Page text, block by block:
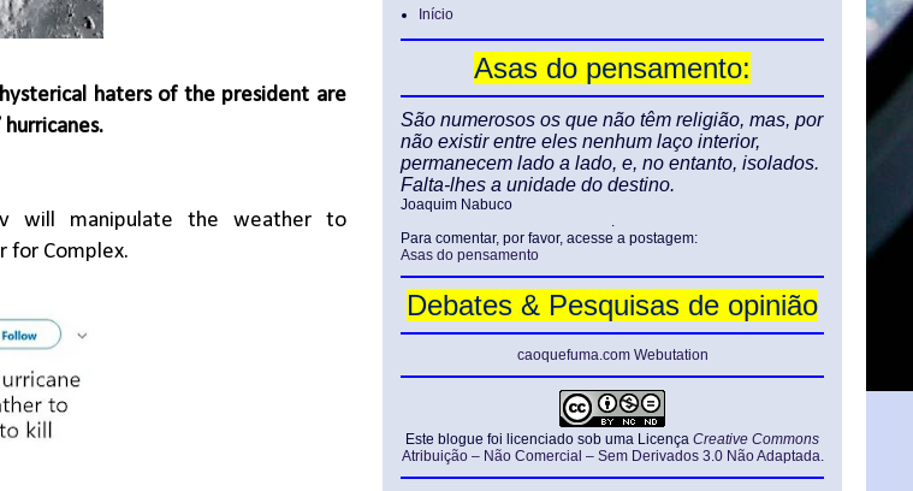
haters of the president are
will manipulate the weather to
for Complex.
Início
Asas do pensamento:
São numerosos os que não têm religião, mas, por
não existir entre eles nenhum laço interior,
permanecem lado a lado, e, no entanto, isolados.
Falta-lhes a unidade do destino.
Joaquim Nabuco
.
Para comentar, por favor, acesse a postagem:
Asas do pensamento
Debates & Pesquisas de opinião
caoquefuma.com Webutation
Este blogue foi licenciado sob uma Licença Creative Commons
Atribuição – Não Comercial – Sem Derivados 3.0 Não Adaptada.